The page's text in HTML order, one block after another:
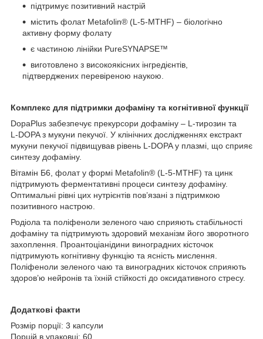
підтримує позитивний настрій
містить фолат Metafolin® (L‑5‑MTHF) – біологічно
активну форму фолату
є частиною лінійки PureSYNAPSE™
виготовлено з високоякісних інгредієнтів,
підтверджених перевіреною наукою.
Комплекс для підтримки дофаміну та когнітивної функції
DopaPlus забезпечує прекурсори дофаміну – L‑тирозин та
L‑DOPA з мукуни пекучої. У клінічних дослідженнях екстракт
мукуни пекучої підвищував рівень L‑DOPA у плазмі, що сприяє
синтезу дофаміну.
Вітамін Б6, фолат у формі Metafolin® (L‑5‑MTHF) та цинк
підтримують ферментативні процеси синтезу дофаміну.
Оптимальні рівні цих нутрієнтів пов’язані з підтримкою
позитивного настрою.
Родіола та поліфеноли зеленого чаю сприяють стабільності
дофаміну та підтримують здоровий механізм його зворотного
захоплення. Проантоціанідини виноградних кісточок
підтримують когнітивну функцію та ясність мислення.
Поліфеноли зеленого чаю та виноградних кісточок сприяють
здоров’ю нейронів та їхній стійкості до оксидативного стресу.
Додаткові факти
Розмір порції: 3 капсули
Порцій в упаковці: 60